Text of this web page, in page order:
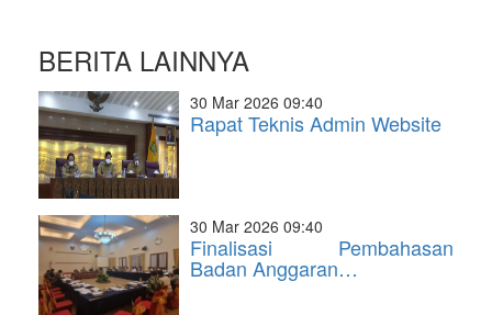
BERITA LAINNYA
30 Mar 2026 09:40
Rapat Teknis Admin Website
30 Mar 2026 09:40
Finalisasi Pembahasan
Badan Anggaran…